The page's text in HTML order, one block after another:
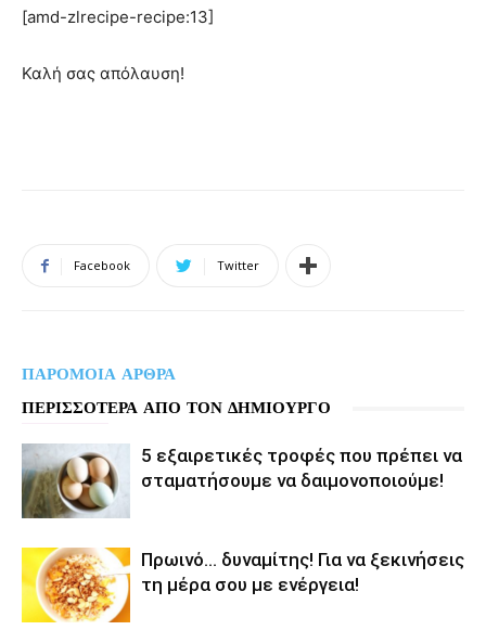
[amd-zlrecipe-recipe:13]
Καλή σας απόλαυση!
Facebook Twitter
ΠΑΡΟΜΟΙΑ ΑΡΘΡΑ
ΠΕΡΙΣΣΟΤΕΡΑ ΑΠΟ ΤΟΝ ΔΗΜΙΟΥΡΓΟ
5 εξαιρετικές τροφές που πρέπει να
σταματήσουμε να δαιμονοποιούμε!
Πρωινό… δυναμίτης! Για να ξεκινήσεις
τη μέρα σου με ενέργεια!